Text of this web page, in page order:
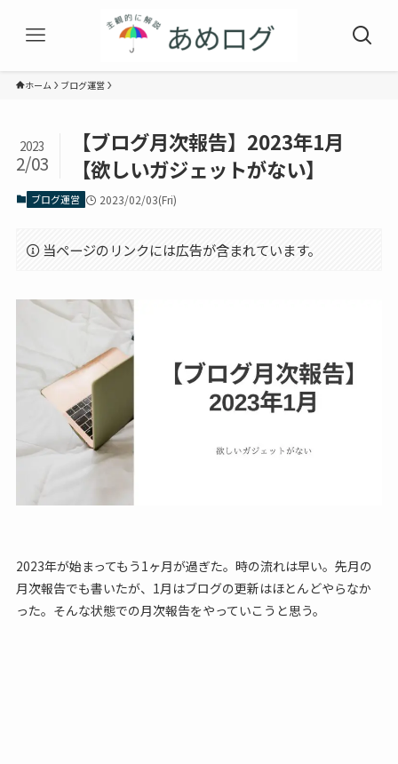
ホーム ブログ運営
【ブログ月次報告】2023年1月
【欲しいガジェットがない】
2023
2/03
ブログ運営 2023/02/03(Fri)
当ページのリンクには広告が含まれています。
2023年が始まってもう1ヶ月が過ぎた。時の流れは早い。先月の
月次報告でも書いたが、1月はブログの更新はほとんどやらなか
った。そんな状態での月次報告をやっていこうと思う。